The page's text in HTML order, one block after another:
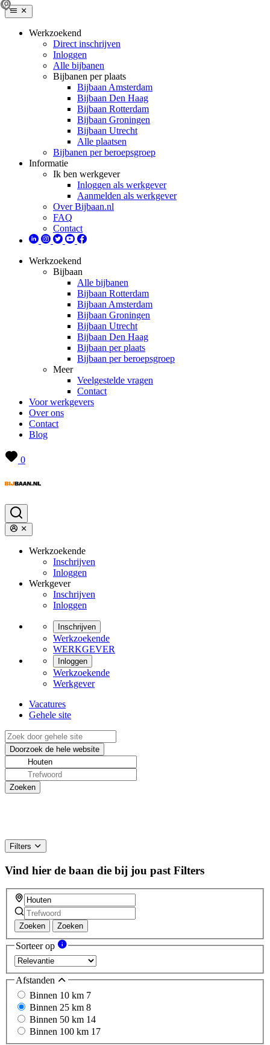
Werkzoekend
Direct inschrijven
Inloggen
Alle bijbanen
Bijbanen per plaats
Bijbaan Amsterdam
Bijbaan Den Haag
Bijbaan Rotterdam
Bijbaan Groningen
Bijbaan Utrecht
Alle plaatsen
Bijbanen per beroepsgroep
Informatie
Ik ben werkgever
Inloggen als werkgever
Aanmelden als werkgever
Over Bijbaan.nl
FAQ
Contact
Werkzoekend
Bijbaan
Alle bijbanen
Bijbaan Rotterdam
Bijbaan Amsterdam
Bijbaan Groningen
Bijbaan Utrecht
Bijbaan Den Haag
Bijbaan per plaats
Bijbaan per beroepsgroep
Meer
Veelgestelde vragen
Contact
Voor werkgevers
Over ons
Contact
Blog
0
Werkzoekende
Inschrijven
Inloggen
Werkgever
Inschrijven
Inloggen
Inschrijven
Werkzoekende
WERKGEVER
Inloggen
Werkzoekende
Werkgever
Vacatures
Gehele site
Filters
Vind hier de baan die bij jou past Filters
Zoeken Zoeken
Sorteer op
Afstanden
Binnen 10 km 7
Binnen 25 km 8
Binnen 50 km 14
Binnen 100 km 17